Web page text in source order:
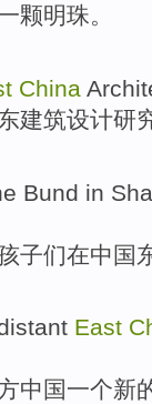
颗明珠。
China
建筑设计研
Bund in
子们在中国
East
中国一个新